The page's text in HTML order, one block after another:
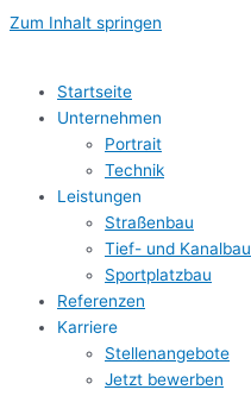
Zum Inhalt springen
Startseite
Unternehmen
Portrait
Technik
Leistungen
Straßenbau
Tief- und Kanalbau
Sportplatzbau
Referenzen
Karriere
Stellenangebote
Jetzt bewerben